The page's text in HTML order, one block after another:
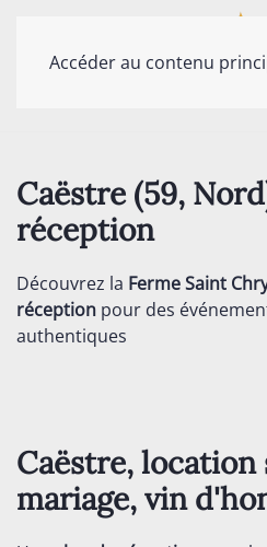
Accéder au contenu
Caëstre (59,
réception
Découvrez la Ferme Saint
réception pour des
authentiques
Caëstre, location
mariage, vin